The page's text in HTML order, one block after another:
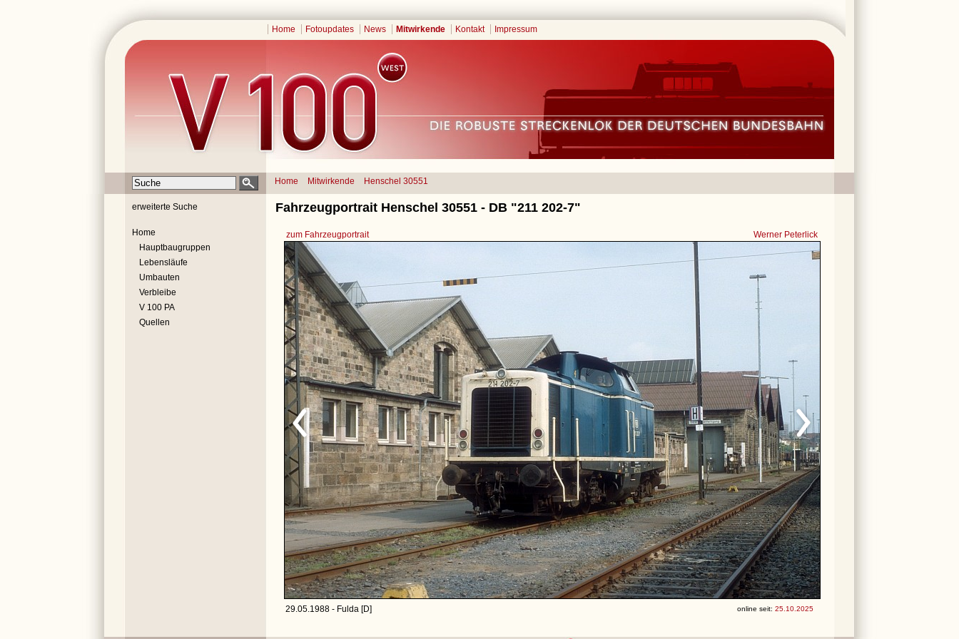
Home Fotoupdates News Mitwirkende Kontakt Impressum
Home Mitwirkende Henschel 30551
erweiterte Suche
Home
Hauptbaugruppen
Lebensläufe
Umbauten
Verbleibe
V 100 PA
Quellen
Fahrzeugportrait Henschel 30551 - DB "211 202-7"
zum Fahrzeugportrait Werner Peterlick
29.05.1988 - Fulda [D] online seit: 25.10.2025